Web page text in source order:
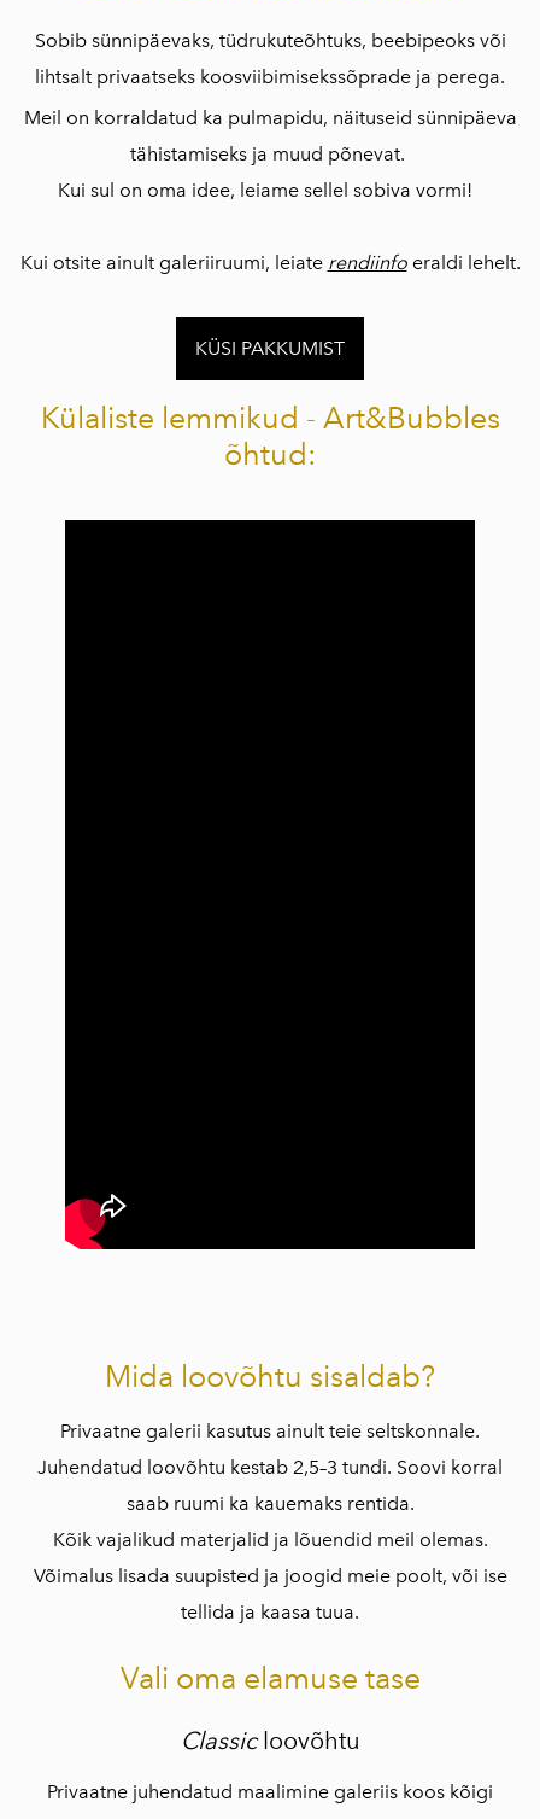
Sobib sünnipäevaks, tüdrukuteõhtuks, beebipeoks või
lihtsalt privaatseks koosviibimisekssõprade ja perega.
Meil on korraldatud ka pulmapidu, näituseid sünnipäeva
tähistamiseks ja muud põnevat.
Kui sul on oma idee, leiame sellel sobiva vormi!
Kui otsite ainult galeriiruumi, leiate rendiinfoeraldi lehelt.
KÜSI PAKKUMIST
Külaliste lemmikud - Art&Bubbles
õhtud:
Mida loovõhtu sisaldab?
Privaatne galerii kasutus ainult teie seltskonnale.
Juhendatud loovõhtu kestab 2,5–3 tundi. Soovi korral
saab ruumi ka kauemaks rentida.
Kõik vajalikud materjalid ja lõuendid meil olemas.
Võimalus lisada suupisted ja joogid meie poolt, või ise
tellida ja kaasa tuua.
Vali oma elamuse tase
Classicloovõhtu
Privaatne juhendatud maalimine galeriis koos kõigi